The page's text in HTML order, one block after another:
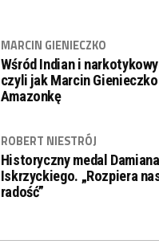
MARCIN GIENIECZKO
Wśród Indian i
czyli jak Marcin Gienieczko
Amazonkę
ROBERT NIESTRÓJ
Historyczny medal Damiana
Iskrzyckiego. „Rozpiera
radość”